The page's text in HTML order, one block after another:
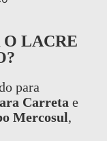
O LACRE
para
Carreta e
Mercosul,